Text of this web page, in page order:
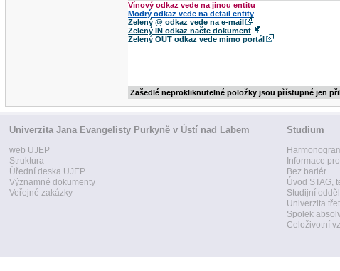
Vínový odkaz vede na jinou entitu
Modrý odkaz vede na detail entity
Zelený @ odkaz vede na e-mail
Zelený IN odkaz načte dokument
Zelený OUT odkaz vede mimo portál
Zašedlé neprokliknutelné položky jsou přístupné jen
Univerzita Jana Evangelisty Purkyně v Ústí nad Labem
web UJEP
Struktura
Úřední deska UJEP
Významné dokumenty
Veřejné zakázky
Studium
Informace
Bez bariér
Úvod STAG,
Studijní
Univerzita
Spolek
Celoživotní